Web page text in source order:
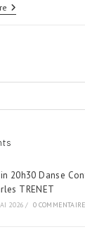
Atelier
Danse
Mai
20h30 Danse
TRENET
2026 / 0 COMMENTAIRE